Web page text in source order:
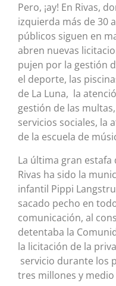
Pero, ¡ay! En Rivas,
izquierda más de 30
públicos siguen en
abren nuevas
pujen por la gestión
el deporte, las
de La Luna, la
gestión de las
servicios sociales, la
de la escuela de
La última gran
Rivas ha sido la
infantil Pippi
sacado pecho en
comunicación, al
detentaba la
la licitación de la
servicio durante los
tres millones y